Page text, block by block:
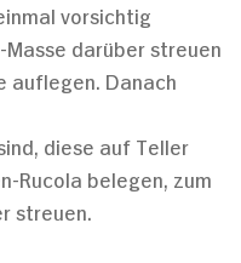
vorsichtig
darüber streuen
auflegen. Danach
diese auf Teller
Rucola belegen, zum
streuen.